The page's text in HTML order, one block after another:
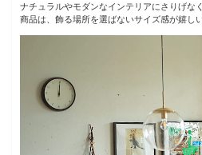
ナチュラルやモダンなインテリアにさりげな
商品は、飾る場所を選ばないサイズ感が嬉し